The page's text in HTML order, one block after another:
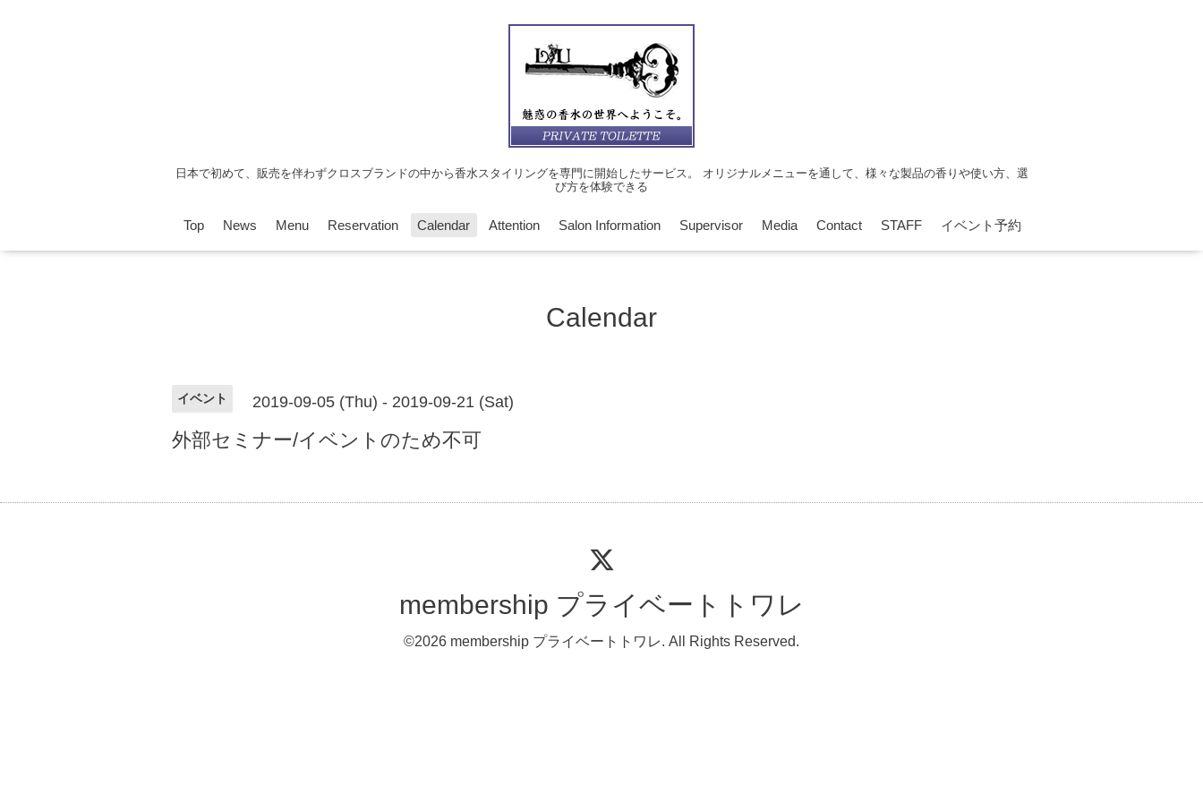
日本で初めて、販売を伴わずクロスブランドの中から香水スタイリングを専門に開始したサービス。 オリジナルメニューを通して、様々な製品の香りや使い方、選
び方を体験できる
Top News Menu Reservation Calendar Attention Salon Information Supervisor Media Contact STAFF イベント予約
Calendar
イベント 2019-09-05 (Thu) - 2019-09-21 (Sat)
外部セミナー/イベントのため不可
membership プライベートトワレ
©2026 membership プライベートトワレ. All Rights Reserved.